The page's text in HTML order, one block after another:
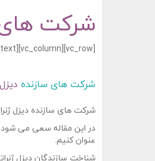
شرکت های
[vc_row][vc_column][vc_column_text]
شرکت های سازنده
شرکت های سازنده دیزل
در این مقاله سعی می شود
عنوان کنیم.
شناخت سازندگان دیزل